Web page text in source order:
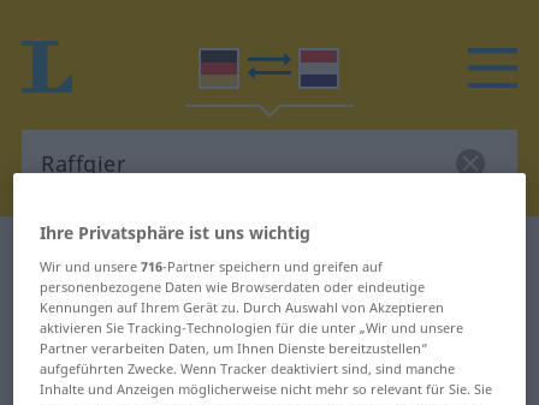
Deutsch-Niederländisch
Übersetzung für "Raffgier"
Ihre Privatsphäre ist uns wichtig
Wir und unsere716-Partner speichern und greifen auf
personenbezogene Daten wie Browserdaten oder eindeutige
Kennungen auf Ihrem Gerät zu. Durch Auswahl von Akzeptieren
aktivieren Sie Tracking-Technologien für die unter „Wir und unsere
Partner verarbeiten Daten, um Ihnen Dienste bereitzustellen“
aufgeführten Zwecke. Wenn Tracker deaktiviert sind, sind manche
Inhalte und Anzeigen möglicherweise nicht mehr so relevant für Sie. Sie